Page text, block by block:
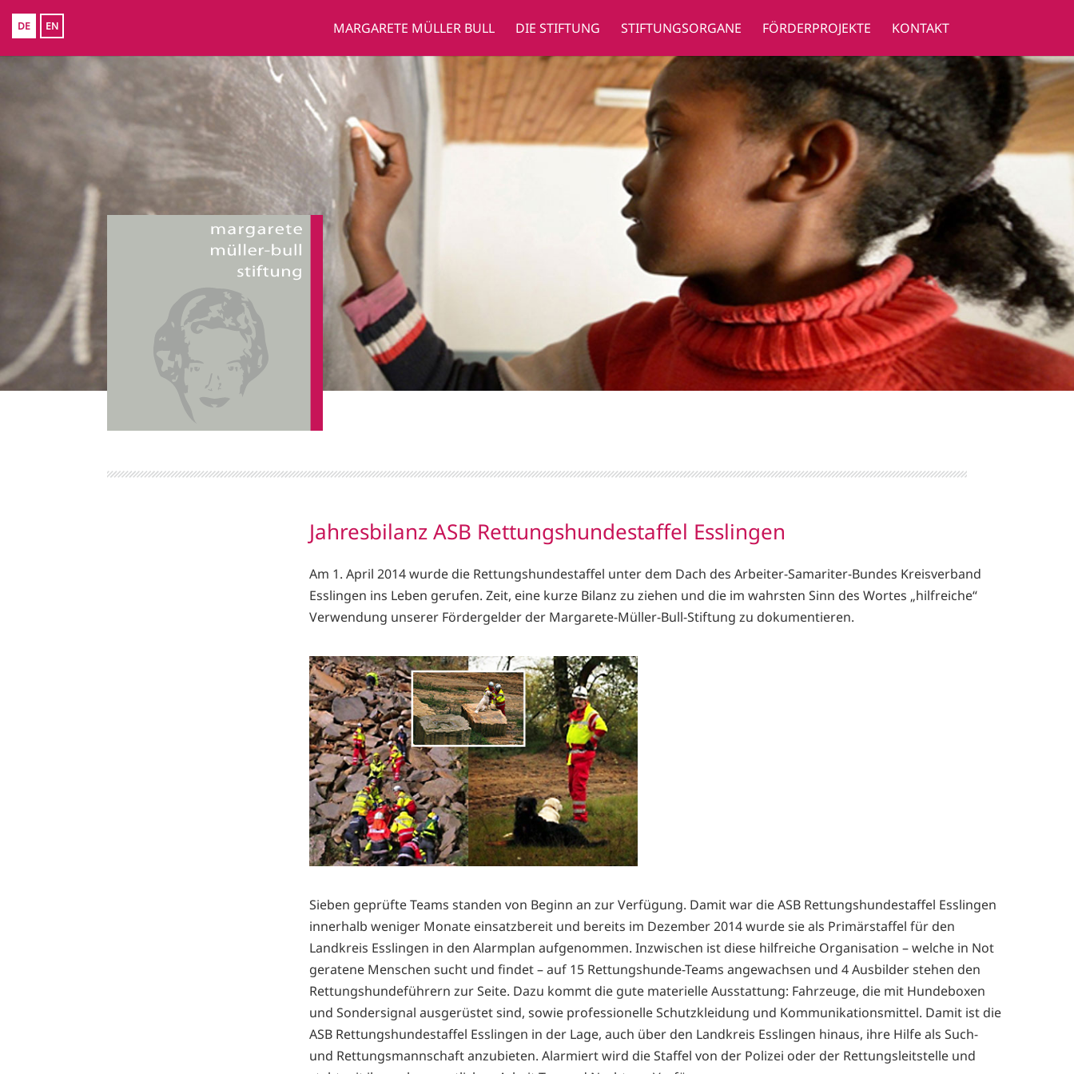
MARGARETE MÜLLER BULL DIE STIFTUNG STIFTUNGSORGANE FÖRDERPROJEKTE KONTAKT
DE EN
Jahresbilanz ASB Rettungshundestaffel Esslingen
Am 1. April 2014 wurde die Rettungshundestaffel unter dem Dach des Arbeiter-Samariter-Bundes Kreisverband
Esslingen ins Leben gerufen. Zeit, eine kurze Bilanz zu ziehen und die im wahrsten Sinn des Wortes „hilfreiche“
Verwendung unserer Fördergelder der Margarete-Müller-Bull-Stiftung zu dokumentieren.
Sieben geprüfte Teams standen von Beginn an zur Verfügung. Damit war die ASB Rettungshundestaffel Esslingen
innerhalb weniger Monate einsatzbereit und bereits im Dezember 2014 wurde sie als Primärstaffel für den
Landkreis Esslingen in den Alarmplan aufgenommen. Inzwischen ist diese hilfreiche Organisation – welche in Not
geratene Menschen sucht und findet – auf 15 Rettungshunde-Teams angewachsen und 4 Ausbilder stehen den
Rettungshundeführern zur Seite. Dazu kommt die gute materielle Ausstattung: Fahrzeuge, die mit Hundeboxen
und Sondersignal ausgerüstet sind, sowie professionelle Schutzkleidung und Kommunikationsmittel. Damit ist die
ASB Rettungshundestaffel Esslingen in der Lage, auch über den Landkreis Esslingen hinaus, ihre Hilfe als Such-
und Rettungsmannschaft anzubieten. Alarmiert wird die Staffel von der Polizei oder der Rettungsleitstelle und